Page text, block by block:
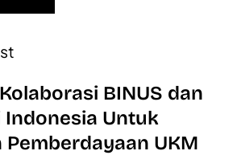
BINUS dan
Indonesia Untuk
Pemberdayaan UKM